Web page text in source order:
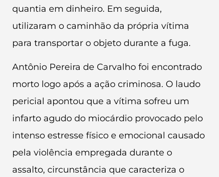
quantia em dinheiro. Em seguida,
utilizaram o caminhão da própria vítima
para transportar o objeto durante a fuga.
Antônio Pereira de Carvalho foi encontrado
morto logo após a ação criminosa. O laudo
pericial apontou que a vítima sofreu um
infarto agudo do miocárdio provocado pelo
intenso estresse físico e emocional causado
pela violência empregada durante o
assalto, circunstância que caracteriza o